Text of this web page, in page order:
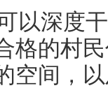
以深度
格的村
空间，